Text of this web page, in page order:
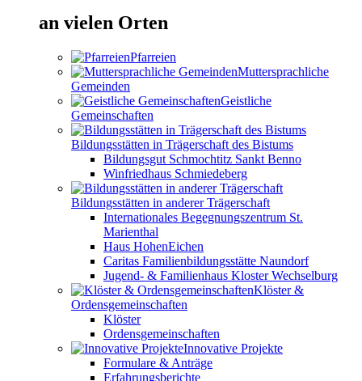
an vielen Orten
Pfarreien
Muttersprachliche
Gemeinden
Geistliche
Gemeinschaften
Bildungsstätten in Trägerschaft des Bistums
Bildungsgut Schmochtitz Sankt Benno
Winfriedhaus Schmiedeberg
Bildungsstätten in anderer Trägerschaft
Internationales Begegnungszentrum St.
Marienthal
Haus HohenEichen
Caritas Familienbildungsstätte Naundorf
Jugend- & Familienhaus Kloster Wechselburg
Klöster &
Ordensgemeinschaften
Klöster
Ordensgemeinschaften
Innovative Projekte
Formulare & Anträge
Erfahrungsberichte